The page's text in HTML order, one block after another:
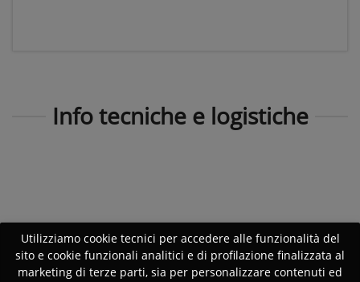
Info tecniche e logistiche
Utilizziamo cookie tecnici per accedere alle funzionalità del
sito e cookie funzionali analitici e di profilazione finalizzata al
marketing di terze parti, sia per personalizzare contenuti ed